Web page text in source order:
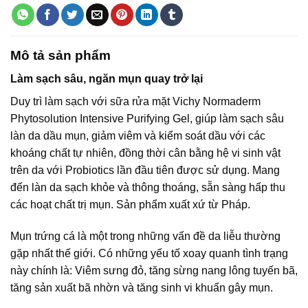
Mô tả sản phẩm
Làm sạch sâu, ngăn mụn quay trở lại
Duy trì làm sạch với sữa rửa mặt Vichy Normaderm
Phytosolution Intensive Purifying Gel, giúp làm sạch sâu
làn da dầu mụn, giảm viêm và kiểm soát dầu với các
khoáng chất tự nhiên, đồng thời cân bằng hệ vi sinh vật
trên da với Probiotics lần đầu tiên được sử dụng. Mang
đến làn da sạch khỏe và thông thoáng, sẵn sàng hấp thu
các hoạt chất trị mụn. Sản phẩm xuất xứ từ Pháp.
Mụn trứng cá là một trong những vấn đề da liễu thường
gặp nhất thế giới. Có những yếu tố xoay quanh tình trạng
này chính là: Viêm sưng đỏ, tăng sừng nang lông tuyến bã,
tăng sản xuất bã nhờn và tăng sinh vi khuẩn gây mụn.